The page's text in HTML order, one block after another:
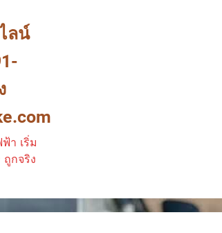
ลน์
า เริ่ม
ถูกจริง